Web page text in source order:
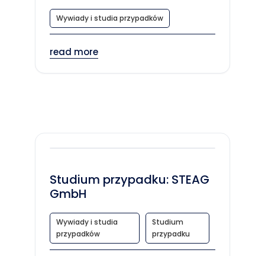
Wywiady i studia przypadków
read more
Studium przypadku: STEAG
GmbH
Wywiady i studia
przypadków
Studium
przypadku